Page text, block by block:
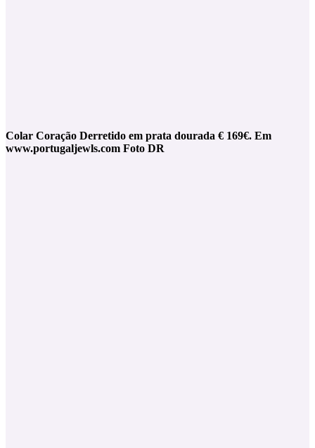
Colar Coração Derretido em prata dourada € 169€. Em
www.portugaljewls.com Foto DR